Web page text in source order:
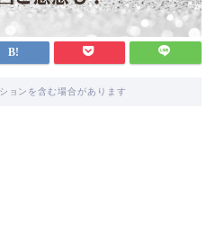
ョンを含む場合があります